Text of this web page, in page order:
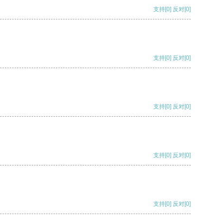
支持[0] 反对[0]
支持[0] 反对[0]
支持[0] 反对[0]
支持[0] 反对[0]
支持[0] 反对[0]